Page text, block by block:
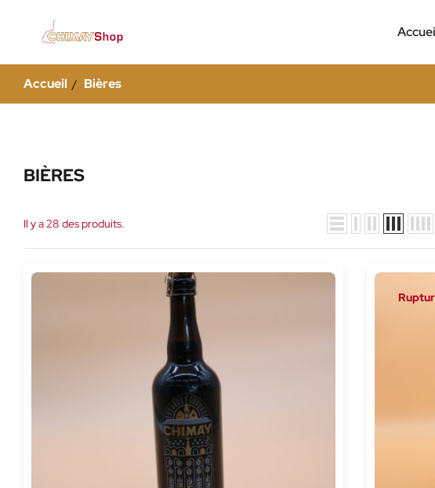
Accueil Bières
BIÈRES
Il y a 28 des produits.